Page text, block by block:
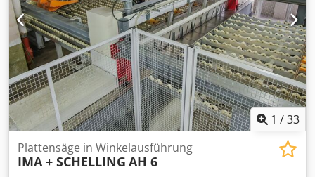
1 /33
Plattensäge in Winkelausführung
IMA + SCHELLING AH 6